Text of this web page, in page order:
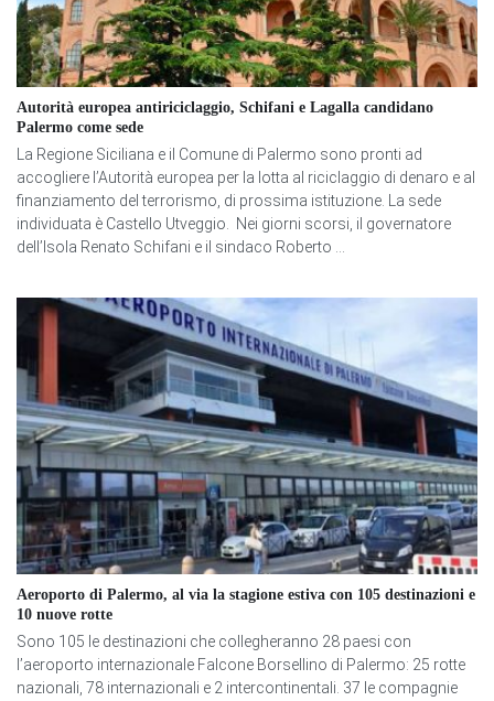
Autorità europea antiriciclaggio, Schifani e Lagalla candidano
Palermo come sede
La Regione Siciliana e il Comune di Palermo sono pronti ad
accogliere l’Autorità europea per la lotta al riciclaggio di denaro e al
finanziamento del terrorismo, di prossima istituzione. La sede
individuata è Castello Utveggio. Nei giorni scorsi, il governatore
dell’Isola Renato Schifani e il sindaco Roberto ...
Aeroporto di Palermo, al via la stagione estiva con 105 destinazioni e
10 nuove rotte
Sono 105 le destinazioni che collegheranno 28 paesi con
l’aeroporto internazionale Falcone Borsellino di Palermo: 25 rotte
nazionali, 78 internazionali e 2 intercontinentali. 37 le compagnie